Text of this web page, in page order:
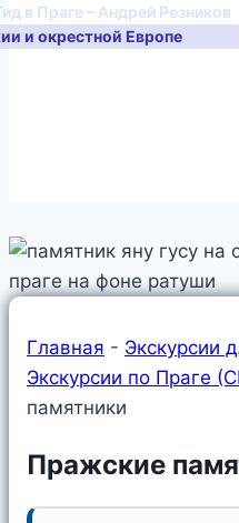
в Праге – Андрей Резников
и окрестной Европе
Главная - Экскурсии
Экскурсии по Праге
памятники
Пражские